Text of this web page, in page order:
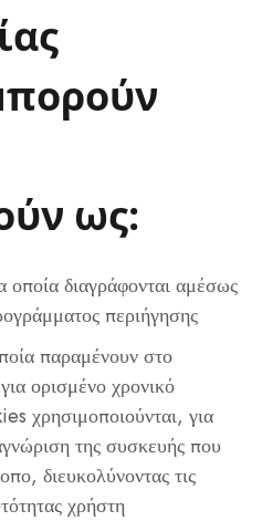
ως:
διαγράφονται αμέσως
περιήγησης
παραμένουν στο
ορισμένο χρονικό
χρησιμοποιούνται, για
της συσκευής που
διευκολύνοντας τις
χρήστη